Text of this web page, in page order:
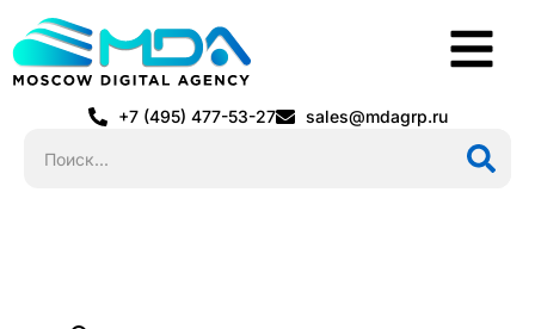
+7 (495) 477-53-27 sales@mdagrp.ru